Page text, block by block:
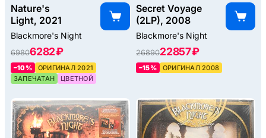
Nature's
Light, 2021
Blackmore's Night
69806282 ₽
–10%
ОРИГИНАЛ 2021
ЗАПЕЧАТАН
ЦВЕТНОЙ
Secret Voyage
(2LP), 2008
Blackmore's Night
2689022857 ₽
–15% ОРИГИНАЛ 2008